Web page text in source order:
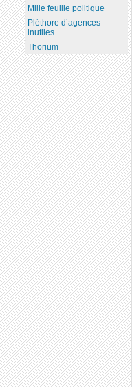
Mille feuille politique
Pléthore d’agences
inutiles
Thorium